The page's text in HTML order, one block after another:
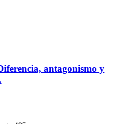
antagonismo y